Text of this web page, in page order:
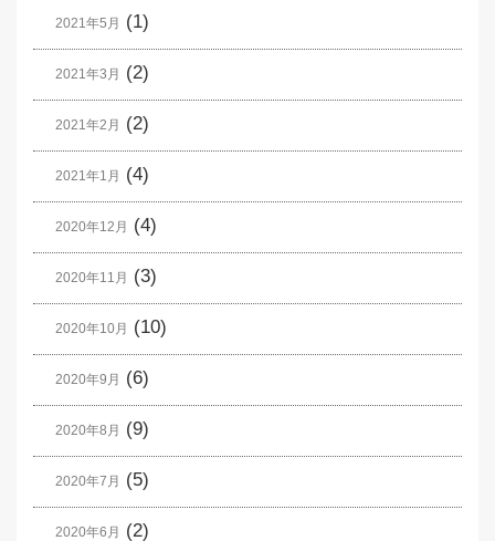
2021年5月 (1)
2021年3月 (2)
2021年2月 (2)
2021年1月 (4)
2020年12月 (4)
2020年11月 (3)
2020年10月 (10)
2020年9月 (6)
2020年8月 (9)
2020年7月 (5)
2020年6月 (2)